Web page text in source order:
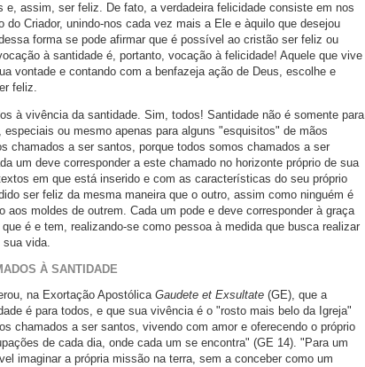
e, assim, ser feliz. De fato, a verdadeira felicidade consiste em nos
do Criador, unindo-nos cada vez mais a Ele e àquilo que desejou
forma se pode afirmar que é possível ao cristão ser feliz ou
à santidade é, portanto, vocação à felicidade! Aquele que vive
vontade e contando com a benfazeja ação de Deus, escolhe e
feliz.
à vivência da santidade. Sim, todos! Santidade não é somente para
especiais ou mesmo apenas para alguns "esquisitos" de mãos
chamados a ser santos, porque todos somos chamados a ser
um deve corresponder a este chamado no horizonte próprio de sua
em que está inserido e com as características do seu próprio
ser feliz da mesma maneira que o outro, assim como ninguém é
aos moldes de outrem. Cada um pode e deve corresponder à graça
é e tem, realizando-se como pessoa à medida que busca realizar
sua vida.
À SANTIDADE
na Exortação Apostólica Gaudete et Exsultate (GE), que a
é para todos, e que sua vivência é o "rosto mais belo da Igreja"
chamados a ser santos, vivendo com amor e oferecendo o próprio
de cada dia, onde cada um se encontra" (GE 14). "Para um
imaginar a própria missão na terra, sem a conceber como um